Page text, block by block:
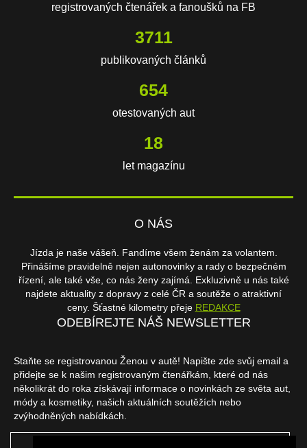
registrovaných čtenářek a fanoušků na FB
3711
publikovaných článků
654
otestovaných aut
18
let magazínu
O NÁS
Jízda je naše vášeň. Fandíme všem ženám za volantem.
Přinášíme pravidelně nejen autonovinky a rady o bezpečném
řízení, ale také vše, co nás ženy zajímá. Exkluzivně u nás také
najdete aktuality z dopravy z celé ČR a soutěže o atraktivní
ceny. Šťastné kilometry přeje REDAKCE
ODEBÍREJTE NÁŠ NEWSLETTER
Staňte se registrovanou Ženou v autě! Napište zde svůj email a
přidejte se k našim registrovaným čtenářkám, které od nás
několikrát do roka získávají informace o novinkách ze světa aut,
módy a kosmetiky, našich aktuálních soutěžích nebo
zvýhodněných nabídkách.